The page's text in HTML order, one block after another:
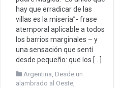
hay que erradicar de las
villas es la miseria”- frase
atemporal aplicable a todos
los barrios marginales – y
una sensación que sentí
desde pequeño: que los […]
Argentina, Desde un
alambrado al Oeste,